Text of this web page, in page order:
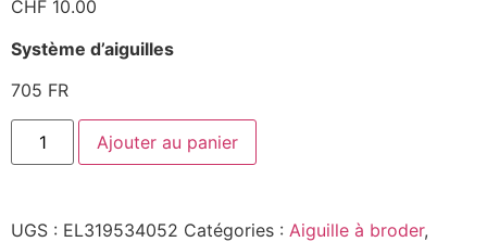
CHF 10.00
Système d’aiguilles
705 FR
Ajouter au panier
UGS : EL319534052 Catégories : Aiguille à broder,